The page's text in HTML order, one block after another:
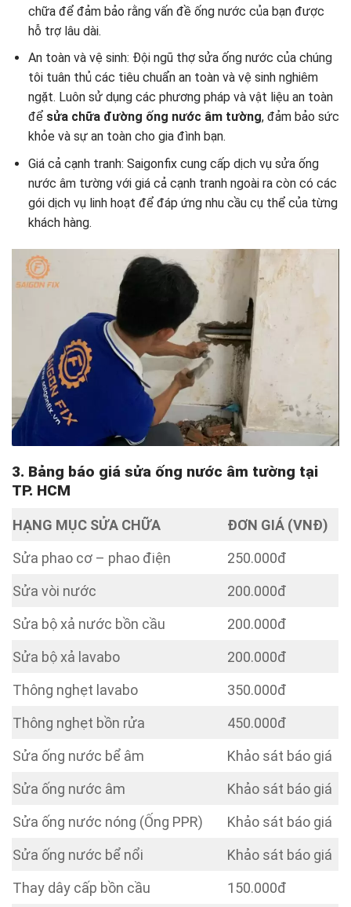
chữa để đảm bảo rằng vấn đề ống nước của bạn được
hỗ trợ lâu dài.
An toàn và vệ sinh: Đội ngũ thợ sửa ống nước của chúng
tôi tuân thủ các tiêu chuẩn an toàn và vệ sinh nghiêm
ngặt. Luôn sử dụng các phương pháp và vật liệu an toàn
để sửa chữa đường ống nước âm tường, đảm bảo sức
khỏe và sự an toàn cho gia đình bạn.
Giá cả cạnh tranh: Saigonfix cung cấp dịch vụ sửa ống
nước âm tường với giá cả cạnh tranh ngoài ra còn có các
gói dịch vụ linh hoạt để đáp ứng nhu cầu cụ thể của từng
khách hàng.
3. Bảng báo giá sửa ống nước âm tường tại
TP. HCM
HẠNG MỤC SỬA CHỮA
ĐƠN GIÁ (VNĐ)
Sửa phao cơ – phao điện
250.000đ
Sửa vòi nước
200.000đ
Sửa bộ xả nước bồn cầu
200.000đ
Sửa bộ xả lavabo
200.000đ
Thông nghẹt lavabo
350.000đ
Thông nghẹt bồn rửa
450.000đ
Sửa ống nước bể âm
Khảo sát báo giá
Sửa ống nước âm
Khảo sát báo giá
Sửa ống nước nóng (Ống PPR)
Khảo sát báo giá
Sửa ống nước bể nổi
Khảo sát báo giá
Thay dây cấp bồn cầu
150.000đ